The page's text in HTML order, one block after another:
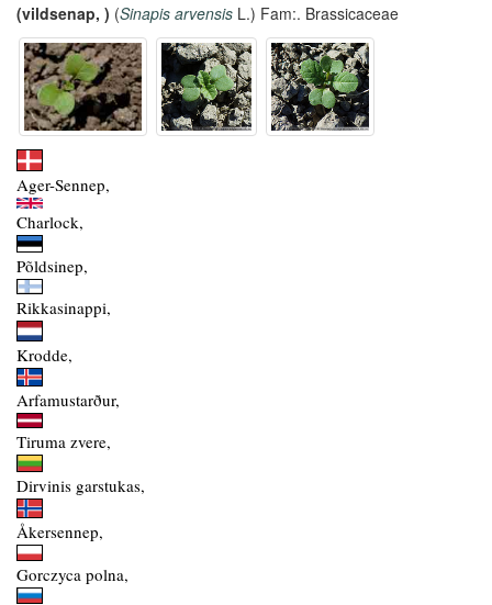
(vildsenap, ) (Sinapis arvensis L.) Fam:. Brassicaceae
Ager-Sennep,
Charlock,
Põldsinep,
Rikkasinappi,
Krodde,
Arfamustarður,
Tiruma zvere,
Dirvinis garstukas,
Åkersennep,
Gorczyca polna,